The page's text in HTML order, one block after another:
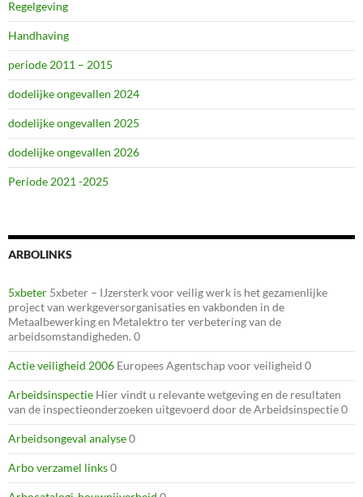
Regelgeving
Handhaving
periode 2011 – 2015
dodelijke ongevallen 2024
dodelijke ongevallen 2025
dodelijke ongevallen 2026
Periode 2021 -2025
ARBOLINKS
5xbeter 5xbeter – IJzersterk voor veilig werk is het gezamenlijke
project van werkgeversorganisaties en vakbonden in de
Metaalbewerking en Metalektro ter verbetering van de
arbeidsomstandigheden. 0
Actie veiligheid 2006 Europees Agentschap voor veiligheid 0
Arbeidsinspectie Hier vindt u relevante wetgeving en de resultaten
van de inspectieonderzoeken uitgevoerd door de Arbeidsinspectie 0
Arbeidsongeval analyse0
Arbo verzamel links0